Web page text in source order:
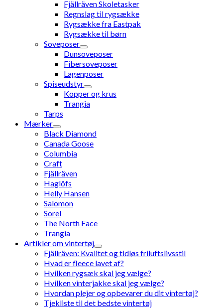
Fjällräven Skoletasker
Regnslag til rygsække
Rygsække fra Eastpak
Rygsække til børn
Soveposer
Dunsoveposer
Fibersoveposer
Lagenposer
Spiseudstyr
Kopper og krus
Trangia
Tarps
Mærker
Black Diamond
Canada Goose
Columbia
Craft
Fjällräven
Haglöfs
Helly Hansen
Salomon
Sorel
The North Face
Trangia
Artikler om vintertøj
Fjällräven: Kvalitet og tidløs friluftslivsstil
Hvad er fleece lavet af?
Hvilken rygsæk skal jeg vælge?
Hvilken vinterjakke skal jeg vælge?
Hvordan plejer og opbevarer du dit vintertøj?
Tjekliste til det bedste vintertøj